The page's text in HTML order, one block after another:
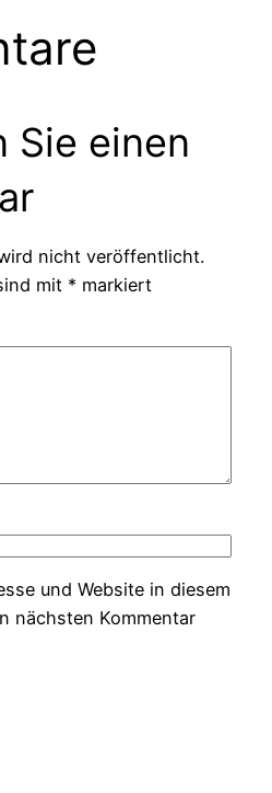
Sie einen
nicht veröffentlicht.
mit * markiert
und Website in diesem
nächsten Kommentar